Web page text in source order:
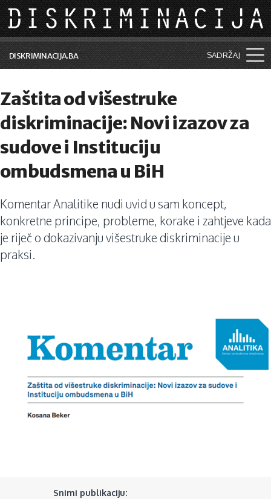
Skip to main content
DISKRIMINACIJA.BA SADRŽAJ
Vijesti i događaji
Aktuelne teme
Kolumne
Saradnja sa medijima
Pretraga
Zaštita od višestruke
diskriminacije: Novi izazov za
sudove i Instituciju
ombudsmena u BiH
Komentar Analitike nudi uvid u sam koncept,
konkretne principe, probleme, korake i zahtjeve kada
je riječ o dokazivanju višestruke diskriminacije u
praksi.
Snimi publikaciju: